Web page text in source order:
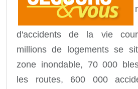
d'accidents de la vie
millions de logements se
zone inondable, 70 000
les routes, 600 000